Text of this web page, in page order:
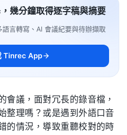
幾分鐘取得逐字稿與摘要
言轉寫、AI 會議紀要與待辦擷取
Tinrec App
會議，面對冗長的錄音檔，
整理嗎？或是遇到外語口音
的情況，導致重聽校對的時